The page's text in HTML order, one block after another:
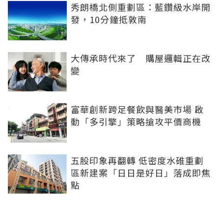
秀朗橋北側重劃區：藍鑽級水岸開
發，10分鐘抵敦南
大傳承時代來了 購屋邏輯正在改
變
富華創新跨足餐飲與醫美市場 啟
動「多引擎」策略搶攻平價商機
五股印象再翻轉 低密度水碓重劃
區新建案「日日是好日」落成即焦
點